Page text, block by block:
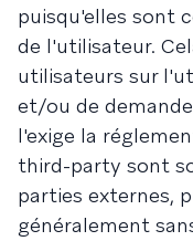
puisqu'elles sont
de l'utilisateur.
utilisateurs sur
et/ou de
l'exige la
third-party sont
parties externes,
généralement